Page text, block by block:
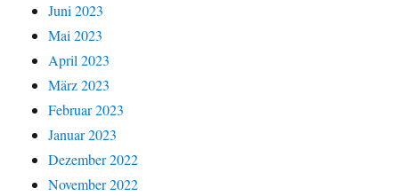
Juni 2023
Mai 2023
April 2023
März 2023
Februar 2023
Januar 2023
Dezember 2022
November 2022